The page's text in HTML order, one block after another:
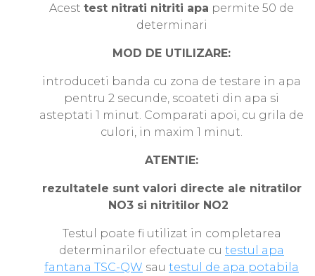
Acest test nitrati nitriti apa permite 50 de
determinari
MOD DE UTILIZARE:
introduceti banda cu zona de testare in apa
pentru 2 secunde, scoateti din apa si
asteptati 1 minut. Comparati apoi, cu grila de
culori, in maxim 1 minut.
ATENTIE:
rezultatele sunt valori directe ale nitratilor
NO3 si nitritilor NO2
Testul poate fi utilizat in completarea
determinarilor efectuate cu testul apa
fantana TSC-QW sau testul de apa potabila